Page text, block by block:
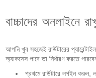
বাচ্চাদের অনলাইনে
আপনি খুব সহজেই রাউটারের
অ্যাকসেস পাবে তা নির্ধারণ করতে
প্রথমে রাউটারে লগইন করুন,